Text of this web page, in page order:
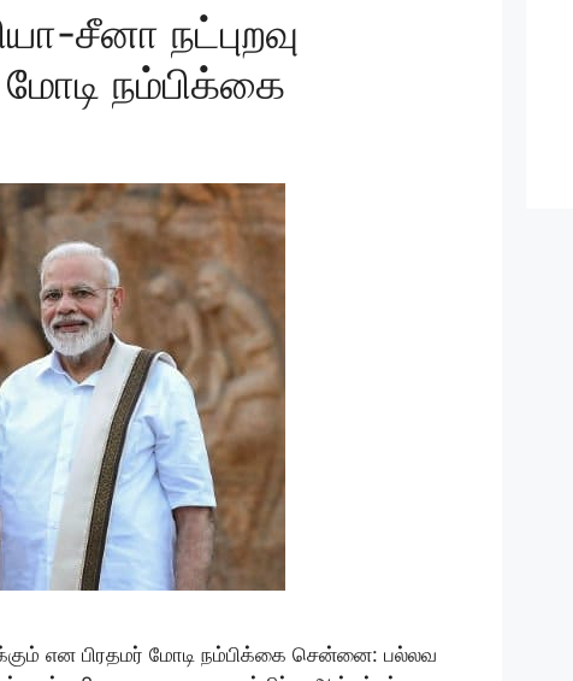
சீனா நட்புறவு
மோடி நம்பிக்கை
என பிரதமர் மோடி நம்பிக்கை சென்னை: பல்லவ